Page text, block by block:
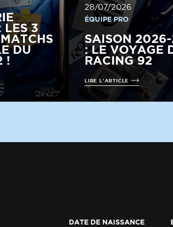
LES 3
DU
!
28/07/2026
ÉQUIPE PRO
SAISON
: LE VOYAGE
RACING 92
LIRE L'ARTICLE
DATE DE NAISSANCE